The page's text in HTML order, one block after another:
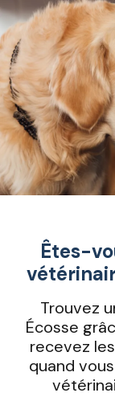
Êtes-
Trouvez
Écosse
recevez
quand